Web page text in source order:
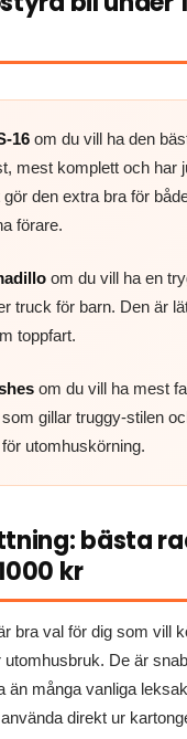
16 om du vill ha den
mest komplett och har
den extra bra för
förare.
om du vill ha en
truck för barn. Den är
toppfart.
om du vill ha mest
gillar truggy-stilen
utomhuskörning.
bästa
kr
bra val för dig som vill
utomhusbruk. De är
än många vanliga
direkt ur